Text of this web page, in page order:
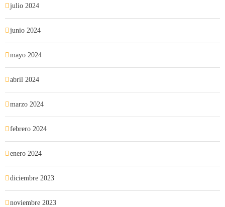
julio 2024
junio 2024
mayo 2024
abril 2024
marzo 2024
febrero 2024
enero 2024
diciembre 2023
noviembre 2023